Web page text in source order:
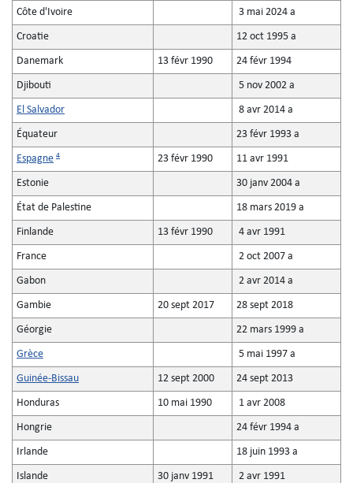
Côte d'Ivoire 3 mai 2024 a
Croatie 12 oct 1995 a
Danemark 13 févr 1990 24 févr 1994
Djibouti 5 nov 2002 a
El Salvador 8 avr 2014 a
Équateur 23 févr 1993 a
Espagne 4 23 févr 1990 11 avr 1991
Estonie 30 janv 2004 a
État de Palestine 18 mars 2019 a
Finlande 13 févr 1990 4 avr 1991
France 2 oct 2007 a
Gabon 2 avr 2014 a
Gambie 20 sept 2017 28 sept 2018
Géorgie 22 mars 1999 a
Grèce 5 mai 1997 a
Guinée-Bissau 12 sept 2000 24 sept 2013
Honduras 10 mai 1990 1 avr 2008
Hongrie 24 févr 1994 a
Irlande 18 juin 1993 a
Islande 30 janv 1991 2 avr 1991